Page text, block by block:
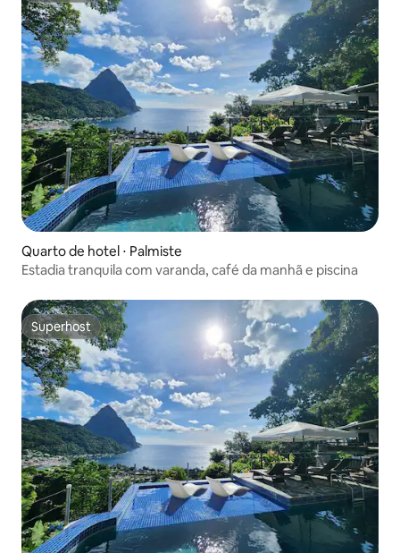
Quarto de hotel ⋅ Palmiste
Estadia tranquila com varanda, café da manhã e piscina
Superhost
Superhost